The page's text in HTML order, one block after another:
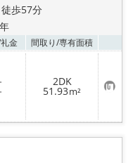
歩57分
礼金 間取り/専有面積
2DK
51.93m² お
気
に
入
登